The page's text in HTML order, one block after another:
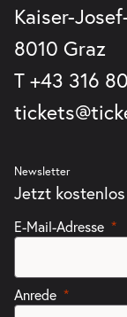
Kaiser-
8010 Graz
T +43 316
Newsletter
Jetzt
E-Mail-Adresse
Anrede